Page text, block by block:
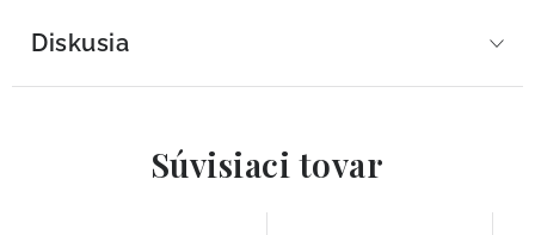
Diskusia
Súvisiaci tovar